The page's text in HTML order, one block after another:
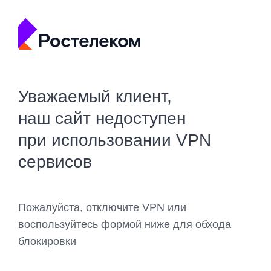
Уважаемый клиент,
наш сайт недоступен
при использовании VPN
сервисов
Пожалуйста, отключите VPN или
воспользуйтесь формой ниже для обхода
блокировки